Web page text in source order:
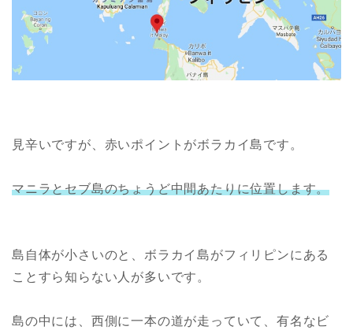
見辛いですが、赤いポイントがボラカイ島です。
マニラとセブ島のちょうど中間あたりに位置します。
島自体が小さいのと、ボラカイ島がフィリピンにある
ことすら知らない人が多いです。
島の中には、西側に一本の道が走っていて、有名なビ